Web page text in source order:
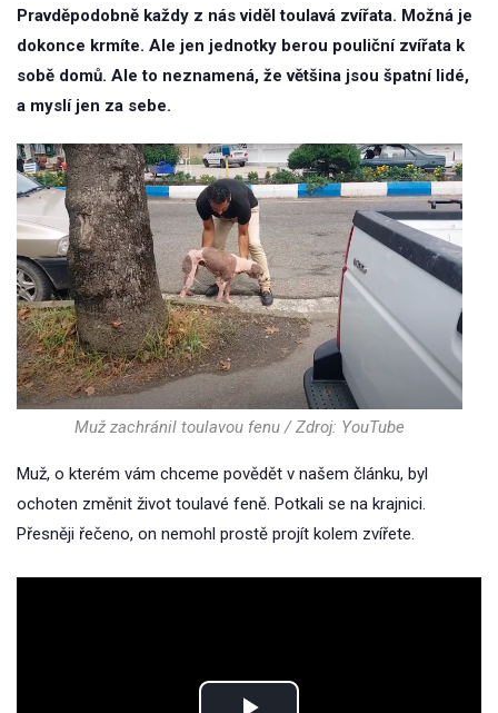
Pravděpodobně každy z nás viděl toulavá zvířata. Možná je
dokonce krmíte. Ale jen jednotky berou pouliční zvířata k
sobě domů. Ale to neznamená, že většina jsou špatní lidé,
a myslí jen za sebe.
Muž zachránil toulavou fenu / Zdroj: YouTube
Muž, o kterém vám chceme povědět v našem článku, byl
ochoten změnit život toulavé feně. Potkali se na krajnici.
Přesněji řečeno, on nemohl prostě projít kolem zvířete.